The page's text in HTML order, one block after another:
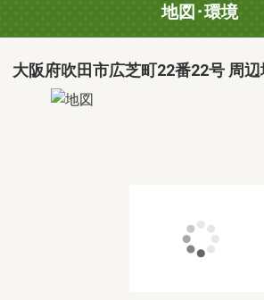
地図･環境
大阪府吹田市広芝町22番22号 周